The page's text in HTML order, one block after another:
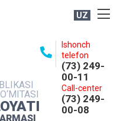
UZ
Ishonch
telefon
(73) 249-
00-11
Call-center
(73) 249-
00-08